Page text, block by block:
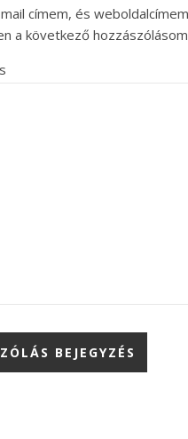
címem, és
a következő